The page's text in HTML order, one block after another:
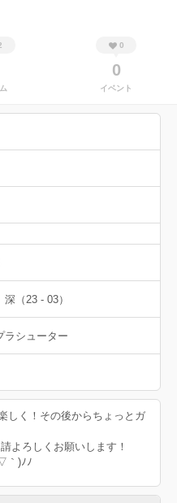
0
0
イベント
深（23 - 03）
ラシューター
しく！その後からちょっとガ
よろしくお願いします！
｀)ﾉﾉ